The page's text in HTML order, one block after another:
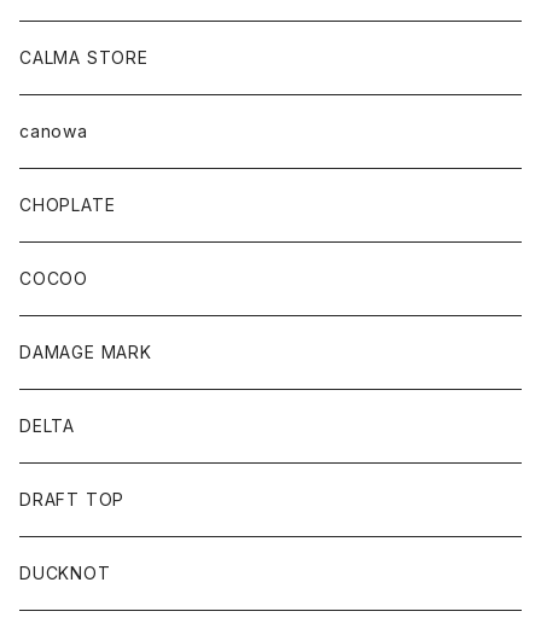
CALMA STORE
canowa
CHOPLATE
COCOO
DAMAGE MARK
DELTA
DRAFT TOP
DUCKNOT